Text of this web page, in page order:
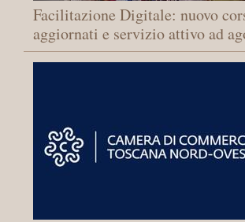
Facilitazione Digitale: nuovo
aggiornati e servizio attivo ad